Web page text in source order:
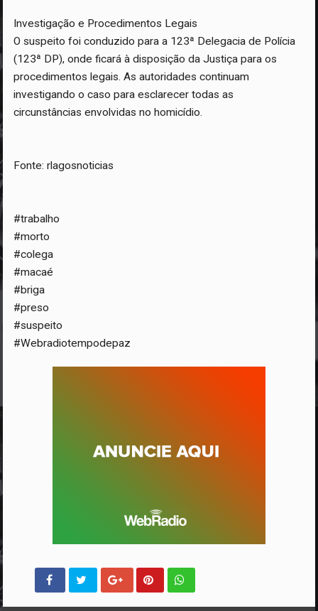
Investigação e Procedimentos Legais
O suspeito foi conduzido para a 123ª Delegacia de Polícia
(123ª DP), onde ficará à disposição da Justiça para os
procedimentos legais. As autoridades continuam
investigando o caso para esclarecer todas as
circunstâncias envolvidas no homicídio.
Fonte: rlagosnoticias
#trabalho
#morto
#colega
#macaé
#briga
#preso
#suspeito
#Webradiotempodepaz